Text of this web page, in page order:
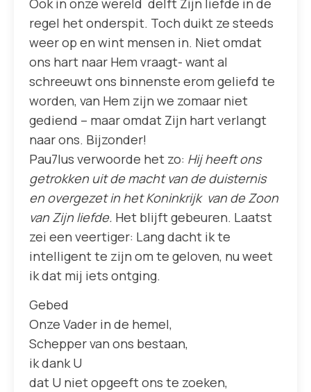
Ook in onze wereld delft Zijn liefde in de
regel het onderspit. Toch duikt ze steeds
weer op en wint mensen in. Niet omdat
ons hart naar Hem vraagt- want al
schreeuwt ons binnenste erom geliefd te
worden, van Hem zijn we zomaar niet
gediend – maar omdat Zijn hart verlangt
naar ons. Bijzonder!
Pau7lus verwoorde het zo: Hij heeft ons
getrokken uit de macht van de duisternis
en overgezet in het Koninkrijk van de Zoon
van Zijn liefde. Het blijft gebeuren. Laatst
zei een veertiger: Lang dacht ik te
intelligent te zijn om te geloven, nu weet
ik dat mij iets ontging.
Gebed
Onze Vader in de hemel,
Schepper van ons bestaan,
ik dank U
dat U niet opgeeft ons te zoeken,